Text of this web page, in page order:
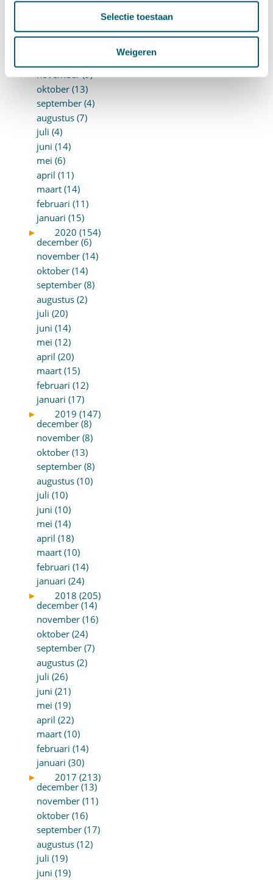
Selectie toestaan
Weigeren
januari (15)
november (9)
oktober (13)
september (4)
augustus (7)
juli (4)
juni (14)
mei (6)
april (11)
maart (14)
februari (11)
januari (15)
►
2020 (154)
december (6)
november (14)
oktober (14)
september (8)
augustus (2)
juli (20)
juni (14)
mei (12)
april (20)
maart (15)
februari (12)
januari (17)
►
2019 (147)
december (8)
november (8)
oktober (13)
september (8)
augustus (10)
juli (10)
juni (10)
mei (14)
april (18)
maart (10)
februari (14)
januari (24)
►
2018 (205)
december (14)
november (16)
oktober (24)
september (7)
augustus (2)
juli (26)
juni (21)
mei (19)
april (22)
maart (10)
februari (14)
januari (30)
►
2017 (213)
december (13)
november (11)
oktober (16)
september (17)
augustus (12)
juli (19)
juni (19)